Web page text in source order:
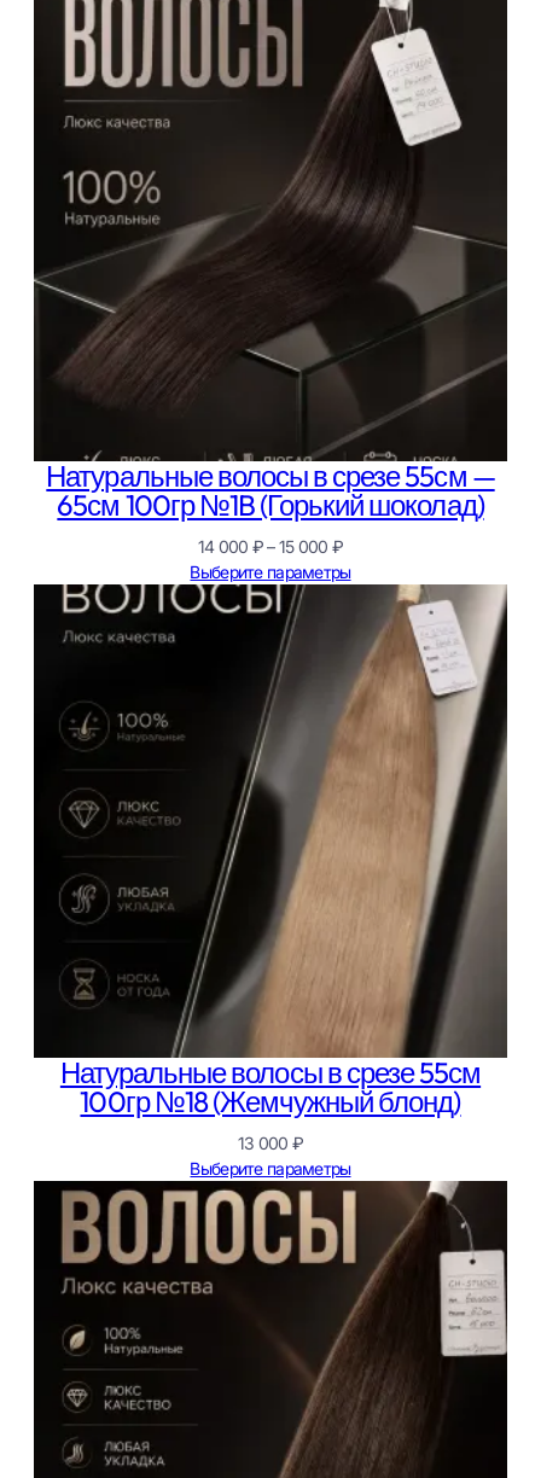
000 ₽
14
000 ₽
Натуральные волосы в срезе 55см —
65см 100гр №1B (Горький шоколад)
14 000 ₽–15 000 ₽Диапазон
цен:
000 ₽
15
000 ₽
Выберите параметры
Натуральные волосы в срезе 55см
100гр №18 (Жемчужный блонд)
13 000 ₽
Выберите параметры